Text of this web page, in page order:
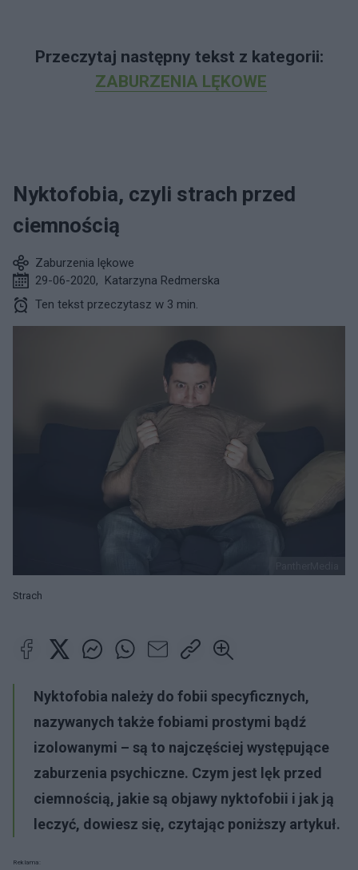
Przeczytaj następny tekst z kategorii:
ZABURZENIA LĘKOWE
Nyktofobia, czyli strach przed
ciemnością
Zaburzenia lękowe
29-06-2020, Katarzyna Redmerska
Ten tekst przeczytasz w 3 min.
Strach
Nyktofobia należy do fobii specyficznych,
nazywanych także fobiami prostymi bądź
izolowanymi – są to najczęściej występujące
zaburzenia psychiczne. Czym jest lęk przed
ciemnością, jakie są objawy nyktofobii i jak ją
leczyć, dowiesz się, czytając poniższy artykuł.
Reklama: